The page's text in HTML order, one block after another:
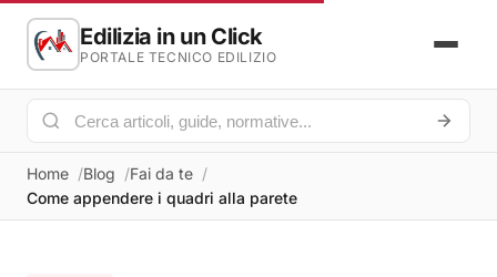
Edilizia in un Click
PORTALE TECNICO EDILIZIO
Home Blog
Fai da te
Come appendere i quadri alla parete